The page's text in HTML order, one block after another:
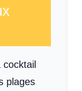
plages